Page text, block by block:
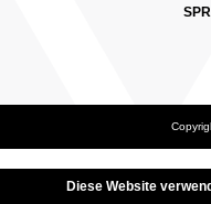
Diese Website